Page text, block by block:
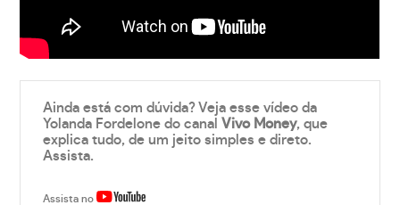
Ainda está com dúvida? Veja esse vídeo da
Yolanda Fordelone do canalVivo Money, que
explica tudo, de um jeito simples e direto.
Assista.
Assista no